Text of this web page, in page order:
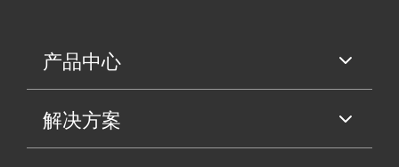
产品中心
解决方案